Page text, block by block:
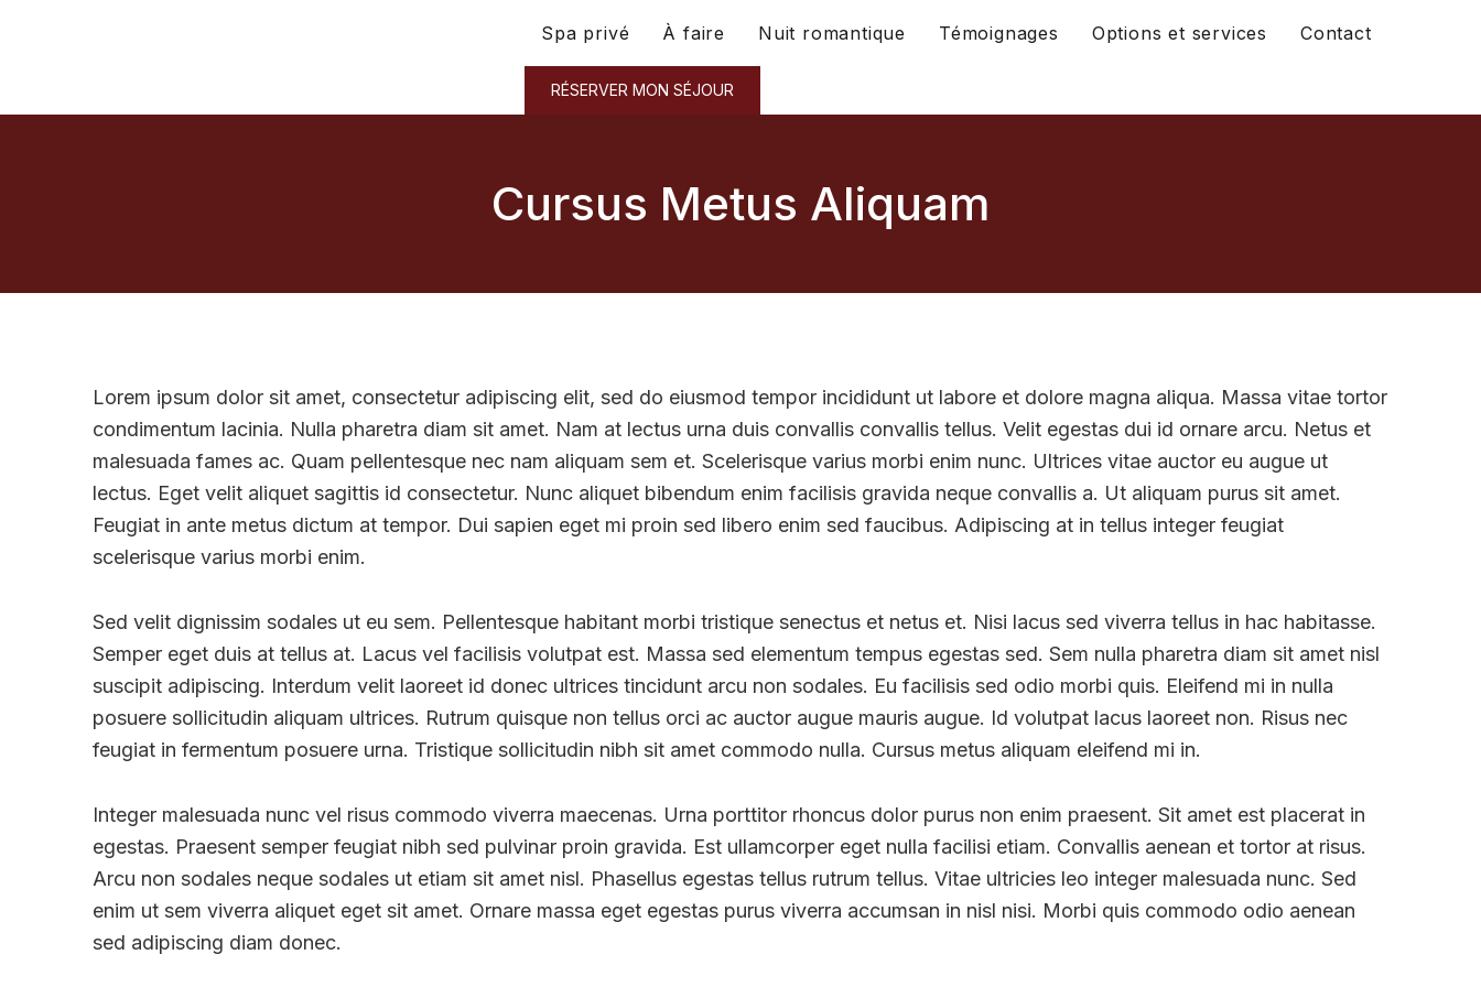
Spa privé À faire Nuit romantique Témoignages Options et services Contact
RÉSERVER MON SÉJOUR
Cursus Metus Aliquam
Lorem ipsum dolor sit amet, consectetur adipiscing elit, sed do eiusmod tempor incididunt ut labore et dolore magna aliqua. Massa vitae tortor
condimentum lacinia. Nulla pharetra diam sit amet. Nam at lectus urna duis convallis convallis tellus. Velit egestas dui id ornare arcu. Netus et
malesuada fames ac. Quam pellentesque nec nam aliquam sem et. Scelerisque varius morbi enim nunc. Ultrices vitae auctor eu augue ut
lectus. Eget velit aliquet sagittis id consectetur. Nunc aliquet bibendum enim facilisis gravida neque convallis a. Ut aliquam purus sit amet.
Feugiat in ante metus dictum at tempor. Dui sapien eget mi proin sed libero enim sed faucibus. Adipiscing at in tellus integer feugiat
scelerisque varius morbi enim.
Sed velit dignissim sodales ut eu sem. Pellentesque habitant morbi tristique senectus et netus et. Nisi lacus sed viverra tellus in hac habitasse.
Semper eget duis at tellus at. Lacus vel facilisis volutpat est. Massa sed elementum tempus egestas sed. Sem nulla pharetra diam sit amet nisl
suscipit adipiscing. Interdum velit laoreet id donec ultrices tincidunt arcu non sodales. Eu facilisis sed odio morbi quis. Eleifend mi in nulla
posuere sollicitudin aliquam ultrices. Rutrum quisque non tellus orci ac auctor augue mauris augue. Id volutpat lacus laoreet non. Risus nec
feugiat in fermentum posuere urna. Tristique sollicitudin nibh sit amet commodo nulla. Cursus metus aliquam eleifend mi in.
Integer malesuada nunc vel risus commodo viverra maecenas. Urna porttitor rhoncus dolor purus non enim praesent. Sit amet est placerat in
egestas. Praesent semper feugiat nibh sed pulvinar proin gravida. Est ullamcorper eget nulla facilisi etiam. Convallis aenean et tortor at risus.
Arcu non sodales neque sodales ut etiam sit amet nisl. Phasellus egestas tellus rutrum tellus. Vitae ultricies leo integer malesuada nunc. Sed
enim ut sem viverra aliquet eget sit amet. Ornare massa eget egestas purus viverra accumsan in nisl nisi. Morbi quis commodo odio aenean
sed adipiscing diam donec.